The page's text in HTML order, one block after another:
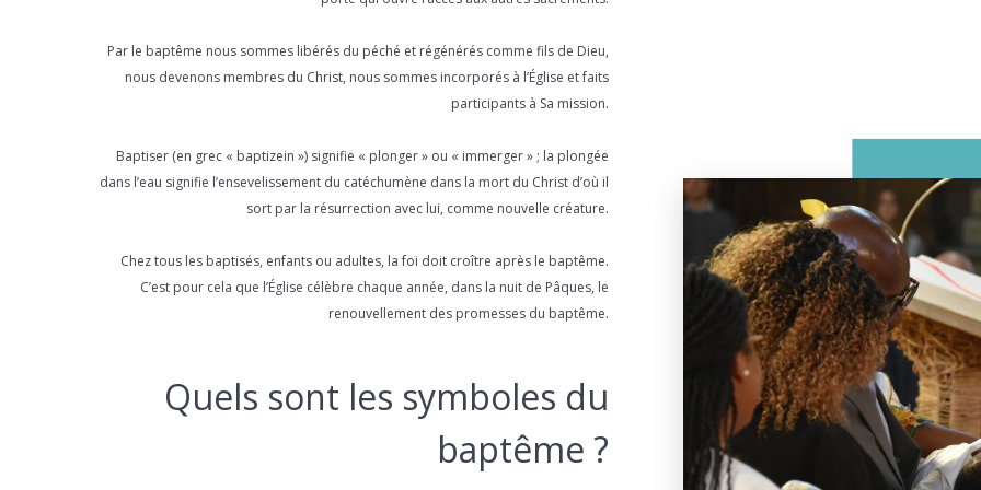
Par le baptême nous sommes libérés du péché et régénérés comme fils de Dieu,
nous devenons membres du Christ, nous sommes incorporés à l’Église et faits
participants à Sa mission.
Baptiser (en grec « baptizein ») signifie « plonger » ou « immerger » ; la plongée
dans l’eau signifie l’ensevelissement du catéchumène dans la mort du Christ d’où il
sort par la résurrection avec lui, comme nouvelle créature.
Chez tous les baptisés, enfants ou adultes, la foi doit croître après le baptême.
C’est pour cela que l’Église célèbre chaque année, dans la nuit de Pâques, le
renouvellement des promesses du baptême.
Quels sont les symboles du
baptême ?